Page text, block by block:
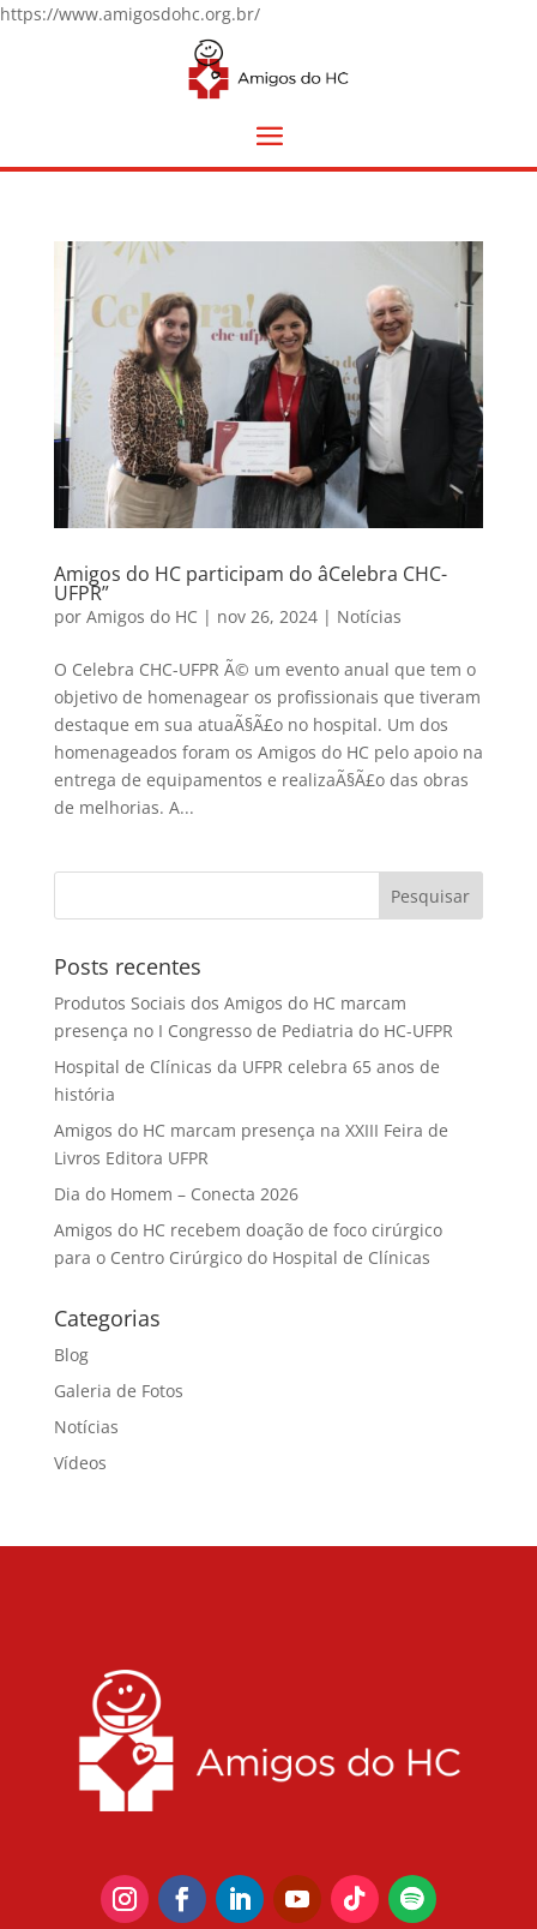
https://www.amigosdohc.org.br/
Amigos do HC participam do âCelebra CHC-
UFPR”
por Amigos do HC | nov 26, 2024| Notícias
O Celebra CHC-UFPR Ã© um evento anual que tem o
objetivo de homenagear os profissionais que tiveram
destaque em sua atuaÃ§Ã£o no hospital. Um dos
homenageados foram os Amigos do HC pelo apoio na
entrega de equipamentos e realizaÃ§Ã£o das obras
de melhorias. A...
Posts recentes
Produtos Sociais dos Amigos do HC marcam
presença no I Congresso de Pediatria do HC-UFPR
Hospital de Clínicas da UFPR celebra 65 anos de
história
Amigos do HC marcam presença na XXIII Feira de
Livros Editora UFPR
Dia do Homem – Conecta 2026
Amigos do HC recebem doação de foco cirúrgico
para o Centro Cirúrgico do Hospital de Clínicas
Categorias
Blog
Galeria de Fotos
Notícias
Vídeos